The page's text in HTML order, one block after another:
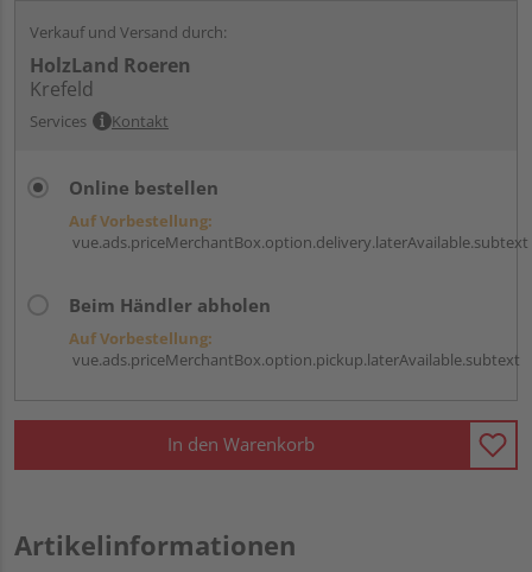
Verkauf und Versand durch:
HolzLand Roeren
Krefeld
Services Kontakt
Online bestellen
Auf Vorbestellung:
vue.ads.priceMerchantBox.option.delivery.laterAvailable.subtext
Beim Händler abholen
Auf Vorbestellung:
vue.ads.priceMerchantBox.option.pickup.laterAvailable.subtext
In den Warenkorb
Artikelinformationen